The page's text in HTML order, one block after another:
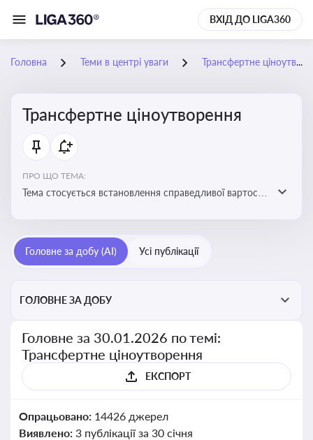
ВХІД ДО LIGA360
Головна Теми в центрі уваги Трансфертне ціноутворення
Трансфертне ціноутворення
ПРО ЩО ТЕМА:
Тема стосується встановлення справедливої вартості
Головне за добу (AI) Усі публікації
ГОЛОВНЕ ЗА ДОБУ
Головне за 30.01.2026 по темі:
Трансфертне ціноутворення
ЕКСПОРТ
Опрацьовано: 14426 джерел
Виявлено: 3 публікації за 30 січня